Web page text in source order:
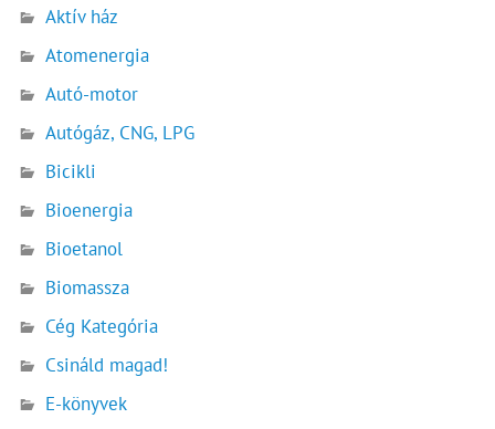
Aktív ház
Atomenergia
Autó-motor
Autógáz, CNG, LPG
Bicikli
Bioenergia
Bioetanol
Biomassza
Cég Kategória
Csináld magad!
E-könyvek